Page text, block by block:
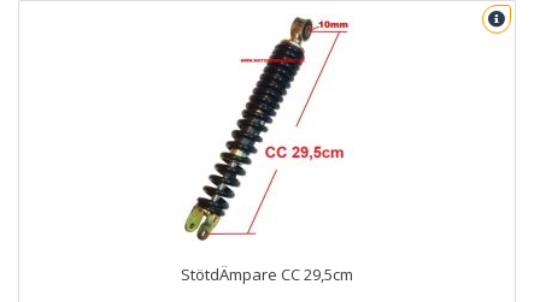
StötdÄmpare CC 29,5cm